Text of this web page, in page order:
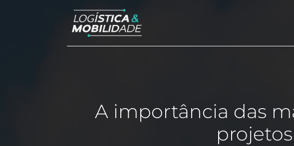
A importância das